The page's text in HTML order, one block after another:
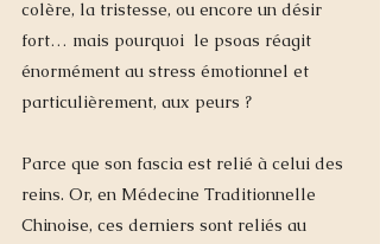
colère, la tristesse, ou encore un désir
fort… mais pourquoi  le psoas réagit
énormément au stress émotionnel et
particulièrement, aux peurs ?
Parce que son fascia est relié à celui des
reins. Or, en Médecine Traditionnelle
Chinoise, ces derniers sont reliés au